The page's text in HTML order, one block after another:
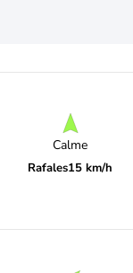
Calme
Rafales15 km/h